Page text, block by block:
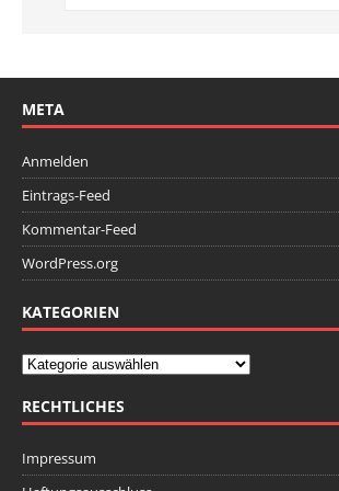
META
Anmelden
Eintrags-Feed
Kommentar-Feed
WordPress.org
KATEGORIEN
RECHTLICHES
Impressum